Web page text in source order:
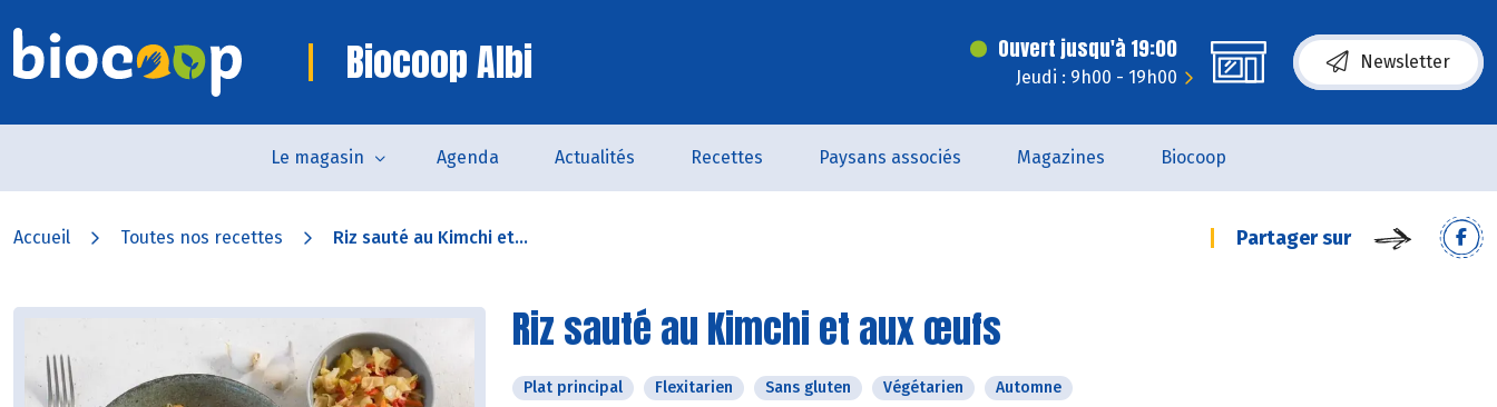
Biocoop Albi Ouvert jusqu'à 19:00
Jeudi : 9h00 - 19h00
Newsletter
Le magasin Agenda Actualités Recettes Paysans associés Magazines Biocoop
Accueil Toutes nos recettes Riz sauté au Kimchi et... Partager sur
Riz sauté au Kimchi et aux œufs
Plat principal Flexitarien Sans gluten Végétarien Automne